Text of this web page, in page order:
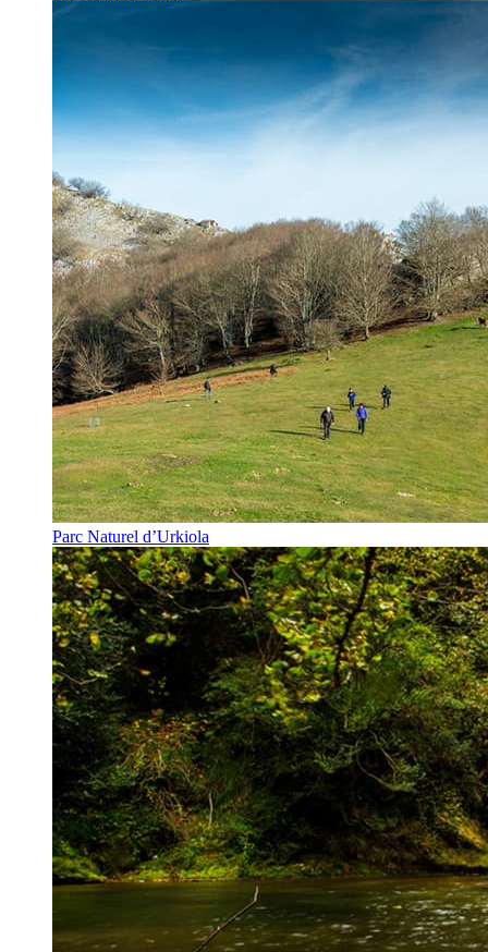
Parc Naturel d’Urkiola